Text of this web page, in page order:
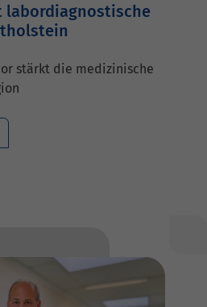
labordiagnostische
stärkt die medizinische